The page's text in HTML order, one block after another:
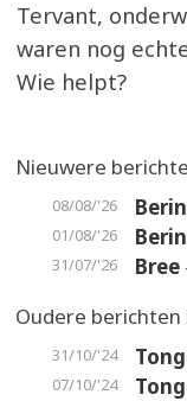
Tervant,
waren nog
Wie helpt?
Nieuwere
08/08/'26
01/08/'26
31/07/'26 Bree
Oudere berichten
31/10/'24
07/10/'24